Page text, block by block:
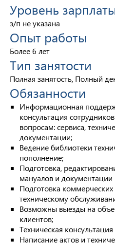
Уровень
з/п не указана
Опыт работы
Более 6 лет
Тип занятости
Полная занятость, Полный
Обязанности
Информационная
консультация
вопросам: сервиса,
документации;
Ведение библиотеки
пополнение;
Подготовка,
мануалов и
Подготовка
техническому
Возможны выезды на
клиентов;
Техническая
Написание актов и